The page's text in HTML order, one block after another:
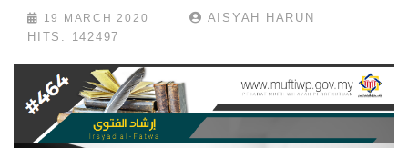
19 MARCH 2020
AISYAH HARUN
HITS: 142497